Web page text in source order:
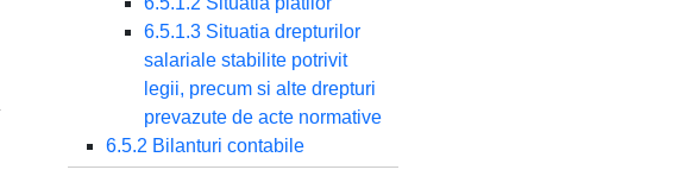
6.5.1.3 Situatia drepturilor
salariale stabilite potrivit
legii, precum si alte drepturi
prevazute de acte normative
6.5.2 Bilanturi contabile